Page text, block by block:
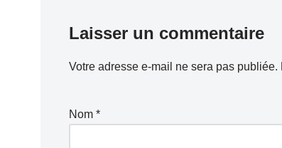
Laisser un commentaire
Votre adresse e-mail ne sera pas publiée.
Nom *